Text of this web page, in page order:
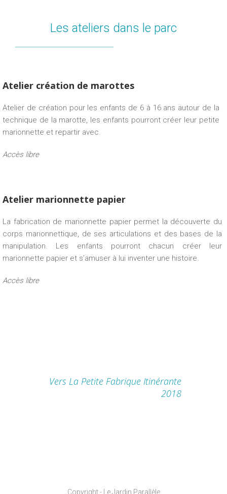
Les ateliers dans le parc
Atelier création de marottes
Atelier de création pour les enfants de 6 à 16 ans autour de la
technique de la marotte, les enfants pourront créer leur petite
marionnette et repartir avec.
Accès libre
Atelier marionnette papier
La fabrication de marionnette papier permet la découverte du
corps marionnettique, de ses articulations et des bases de la
manipulation. Les enfants pourront chacun créer leur
marionnette papier et s’amuser à lui inventer une histoire.
Accès libre
Vers La Petite Fabrique Itinérante
2018
Copyright - Le Jardin Parallèle